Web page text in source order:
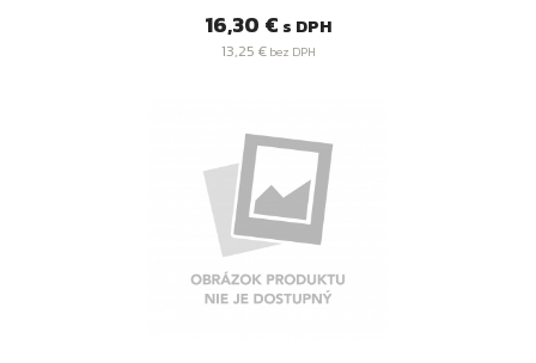
Cena
16,30 € s DPH
13,25 €bez DPH